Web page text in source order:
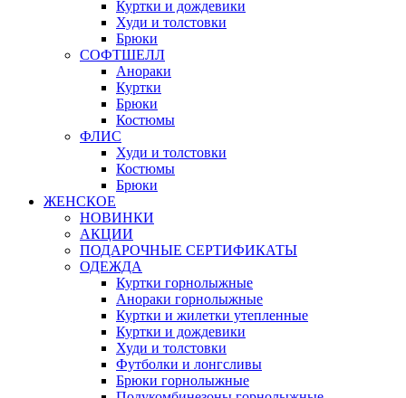
Куртки и дождевики
Худи и толстовки
Брюки
СОФТШЕЛЛ
Анораки
Куртки
Брюки
Костюмы
ФЛИС
Худи и толстовки
Костюмы
Брюки
ЖЕНСКОЕ
НОВИНКИ
АКЦИИ
ПОДАРОЧНЫЕ СЕРТИФИКАТЫ
ОДЕЖДА
Куртки горнолыжные
Анораки горнолыжные
Куртки и жилетки утепленные
Куртки и дождевики
Худи и толстовки
Футболки и лонгсливы
Брюки горнолыжные